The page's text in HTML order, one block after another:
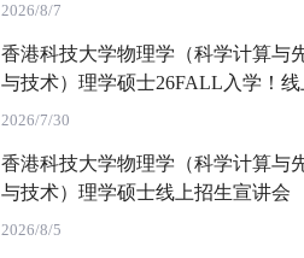
2026/8/7
香港科技大学物理学（科学计算与
与技术）理学硕士26FALL入学！
会
2026/7/30
香港科技大学物理学（科学计算与
与技术）理学硕士线上招生宣讲会
2026/8/5